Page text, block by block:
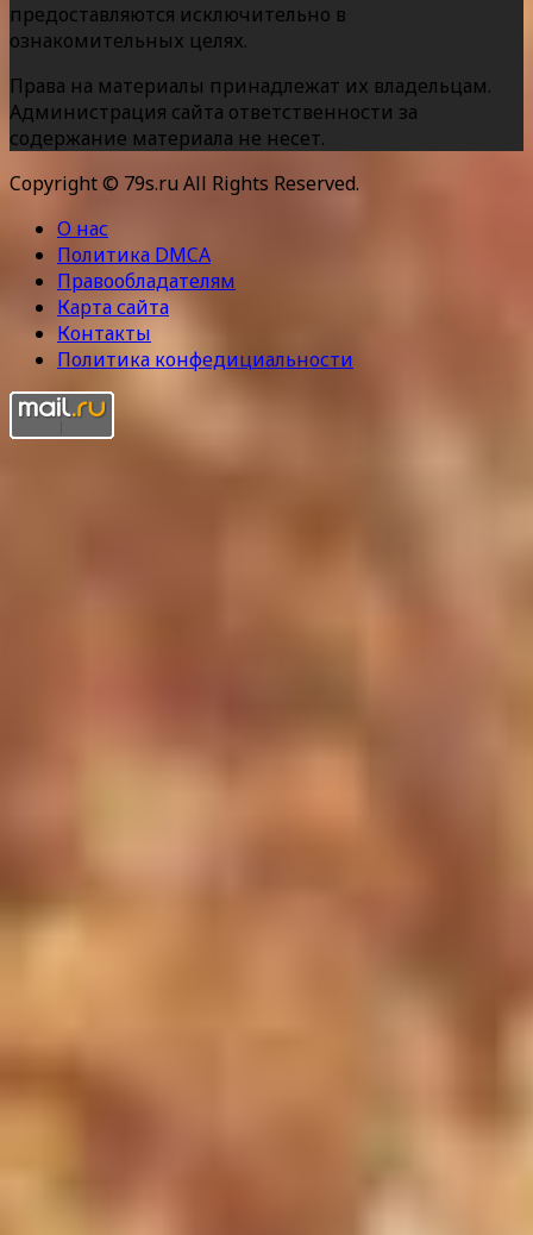
предоставляются исключительно в
ознакомительных целях.
Права на материалы принадлежат их владельцам.
Администрация сайта ответственности за
содержание материала не несет.
Copyright © 79s.ru All Rights Reserved.
О нас
Политика DMCA
Правообладателям
Карта сайта
Контакты
Политика конфедициальности